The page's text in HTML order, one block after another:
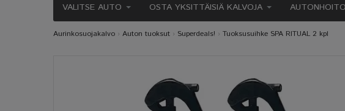
VALITSE AUTO OSTA YKSITTÄISIÄ KALVOJA AUTONHOITO
Aurinkosuojakalvo › Auton tuoksut › Superdeals! › Tuoksusuihke SPA RITUAL 2 kpl